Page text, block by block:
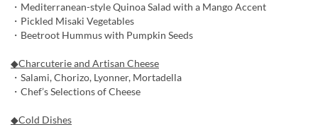
・Mediterranean-style Quinoa Salad with a Mango Accent
・Pickled Misaki Vegetables
・Beetroot Hummus with Pumpkin Seeds
◆Charcuterie and Artisan Cheese
・Salami, Chorizo, Lyonner, Mortadella
・Chef’s Selections of Cheese
◆Cold Dishes